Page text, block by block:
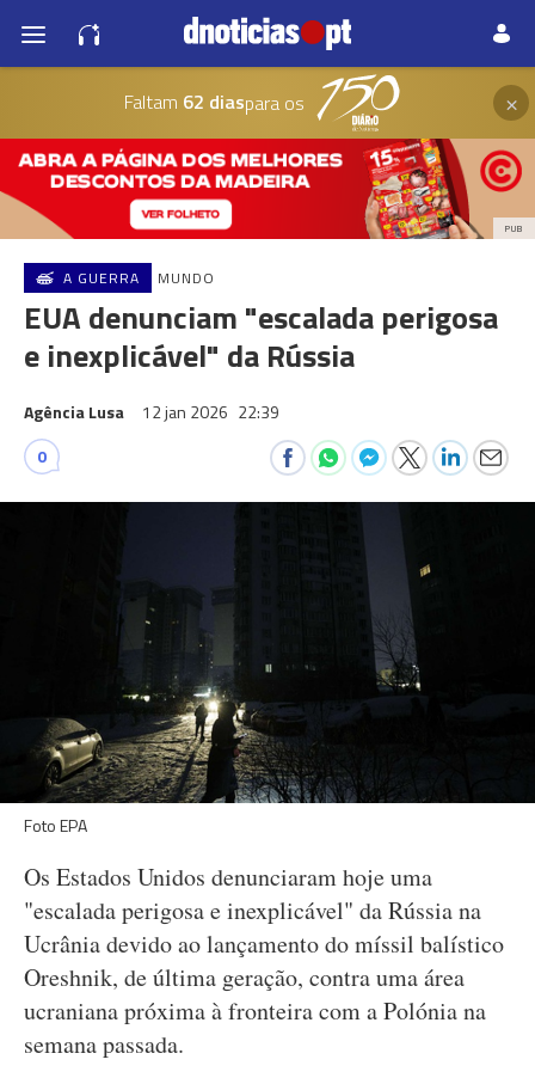
Faltam 62 diaspara os ×
PUB
A GUERRA MUNDO
EUA denunciam "escalada perigosa
e inexplicável" da Rússia
Agência Lusa 12 jan 2026 22:39
0
Foto EPA
Os Estados Unidos denunciaram hoje uma
"escalada perigosa e inexplicável" da Rússia na
Ucrânia devido ao lançamento do míssil balístico
Oreshnik, de última geração, contra uma área
ucraniana próxima à fronteira com a Polónia na
semana passada.